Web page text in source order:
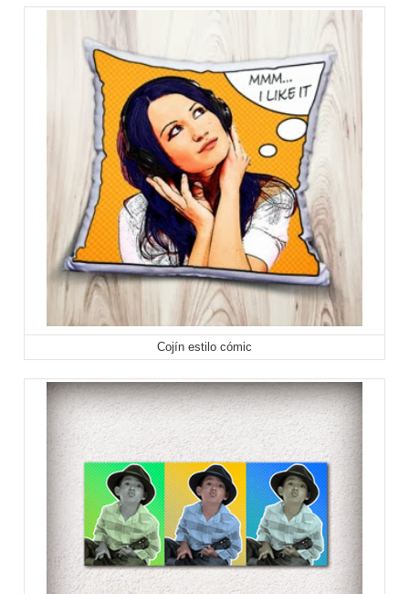
Cojín estilo cómic